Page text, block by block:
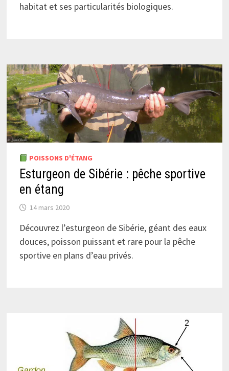
habitat et ses particularités biologiques.
POISSONS D'ÉTANG
Esturgeon de Sibérie : pêche sportive
en étang
14 mars 2020
Découvrez l’esturgeon de Sibérie, géant des eaux
douces, poisson puissant et rare pour la pêche
sportive en plans d’eau privés.